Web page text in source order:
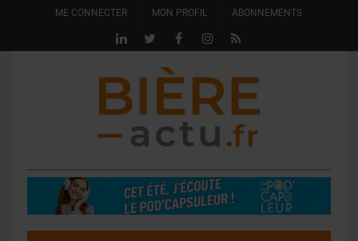
ME CONNECTER MON PROFIL ABONNEMENTS